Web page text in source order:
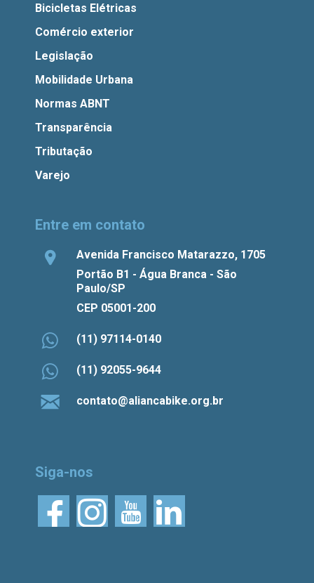
Bicicletas Elétricas
Comércio exterior
Legislação
Mobilidade Urbana
Normas ABNT
Transparência
Tributação
Varejo
Entre em contato
Avenida Francisco Matarazzo, 1705
Portão B1 - Água Branca - São
Paulo/SP
CEP 05001-200
(11) 97114-0140
(11) 92055-9644
contato@aliancabike.org.br
Siga-nos